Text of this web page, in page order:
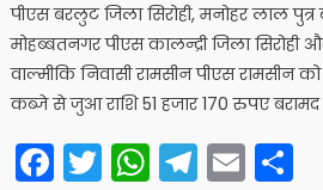
पीएस बरलुट जिला सिरोही, मनोहर लाल पुत्र
मोहब्बतनगर पीएस कालन्द्री जिला सिरोही
वाल्मीकि निवासी रामसीन पीएस रामसीन
कब्जे से जुआ राशि 51 हजार 170 रुपए बरामद
Facebook
Twitter
WhatsApp
Email